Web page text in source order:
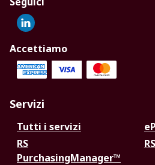
Accettiamo
Servizi
Tutti i servizi
RS
PurchasingManager™